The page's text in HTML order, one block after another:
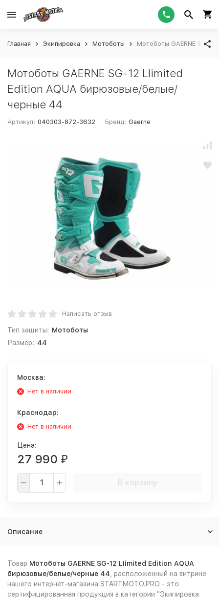
Главная Экипировка Мотоботы Мотоботы GAERNE SG-
Мотоботы GAERNE SG-12 LIimited
Edition AQUA бирюзовые/белые/
черные 44
Артикул: 040303-872-3632 Бренд: Gaerne
Написать отзыв
Тип защиты: Мотоботы
Размер: 44
Москва:
Нет в наличии
Краснодар:
Нет в наличии
Цена:
27 990 ₽
В корзину
Описание
Товар Мотоботы GAERNE SG-12 LIimited Edition AQUA
бирюзовые/белые/черные 44 , расположенный на витрине
нашего интернет-магазина STARTMOTO.PRO - это
сертифицированная продукция в категории "Экипировка